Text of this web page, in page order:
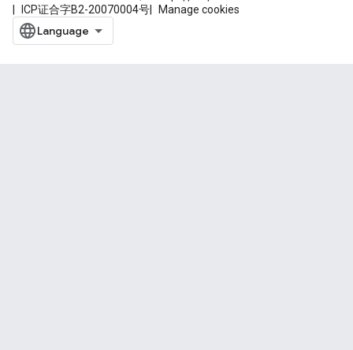
ICP证合字B2-20070004号
Manage cookies